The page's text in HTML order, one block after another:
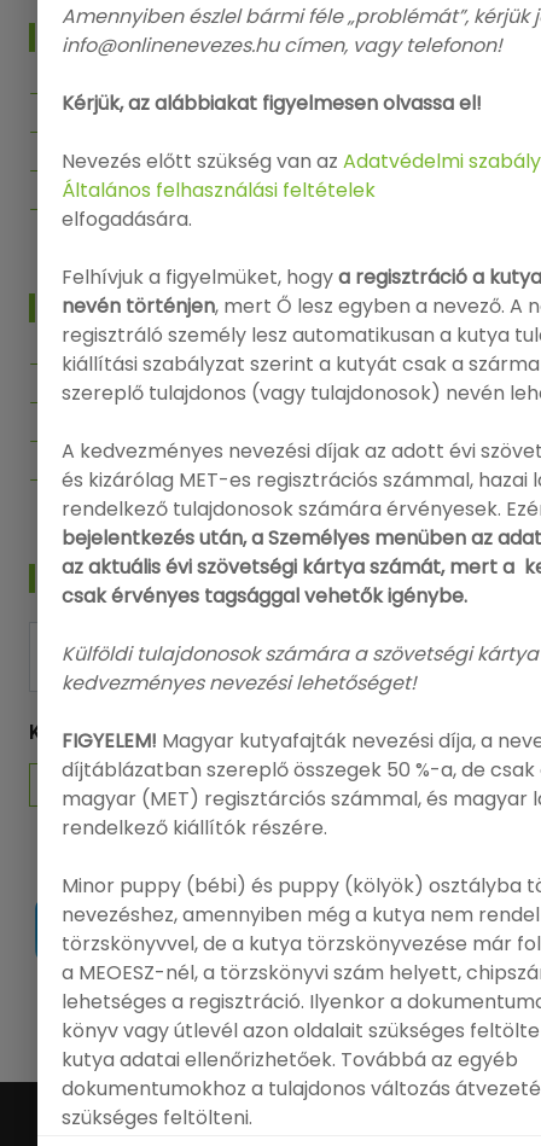
MENÜ
Főoldal
Segítség
Kapcsolat
INFO
Bejelentkezés
Regisztráció
Adatvédelmi politika
Felhasználási feltételek
HÍRLEVÉL
FELIRATKOZÁS
KÖVESSEN MINKET
| Ügyfélszolgálat | GY.Í.K. | FCI | MEOESZ
©Online Nevezés
Amennyiben észlel bármi féle „problémát”, kérjük
info@onlinenevezes.hu címen, vagy telefonon!
Kérjük, az alábbiakat figyelmesen olvassa el!
Nevezés előtt szükség van azAdatvédelmi
Általános felhasználási feltételek
elfogadására.
Felhívjuk a figyelmüket, hogya regisztráció a
nevén történjen, mert Ő lesz egyben a nevező. A
regisztráló személy lesz automatikusan a kutya
kiállítási szabályzat szerint a kutyát csak a
szereplő tulajdonos (vagy tulajdonosok) nevén
A kedvezményes nevezési díjak az adott évi
és kizárólag MET-es regisztrációs számmal, hazai
rendelkező tulajdonosok számára érvényesek.
bejelentkezés után, a Személyes menüben az
az aktuális évi szövetségi kártya számát, mert a
csak érvényes tagsággal vehetők igénybe.
Külföldi tulajdonosok számára a szövetségi
kedvezményes nevezési lehetőséget!
FIGYELEM! Magyar kutyafajták nevezési díja, a
díjtáblázatban szereplő összegek 50 %-a, de csak
magyar (MET) regisztárciós számmal, és magyar
rendelkező kiállítók részére.
Minor puppy (bébi) és puppy (kölyök) osztályba
nevezéshez, amennyiben még a kutya nem
törzskönyvvel, de a kutya törzskönyvezése már
a MEOESZ-nél, a törzskönyvi szám helyett,
lehetséges a regisztráció. Ilyenkor a
könyv vagy útlevél azon oldalait szükséges
kutya adatai ellenőrizhetőek. Továbbá az egyéb
dokumentumokhoz a tulajdonos változás
szükséges feltölteni.